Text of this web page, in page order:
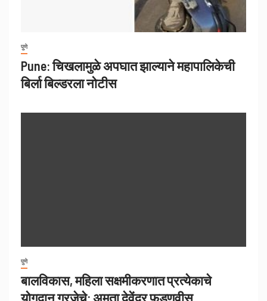
पुणे
Pune: चिखलामुळे अपघात झाल्याने महापालिकेची
बिर्ला बिल्डरला नोटीस
पुणे
बालविकास, महिला सक्षमीकरणात प्रत्येकाचे
योगदान गरजेचे: अमृता देवेंद्र फडणवीस